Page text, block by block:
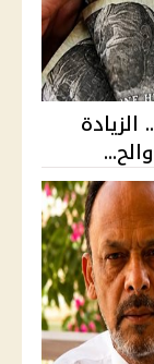
موعد صرف مرتبات أغسطس 2026.. الزيادة